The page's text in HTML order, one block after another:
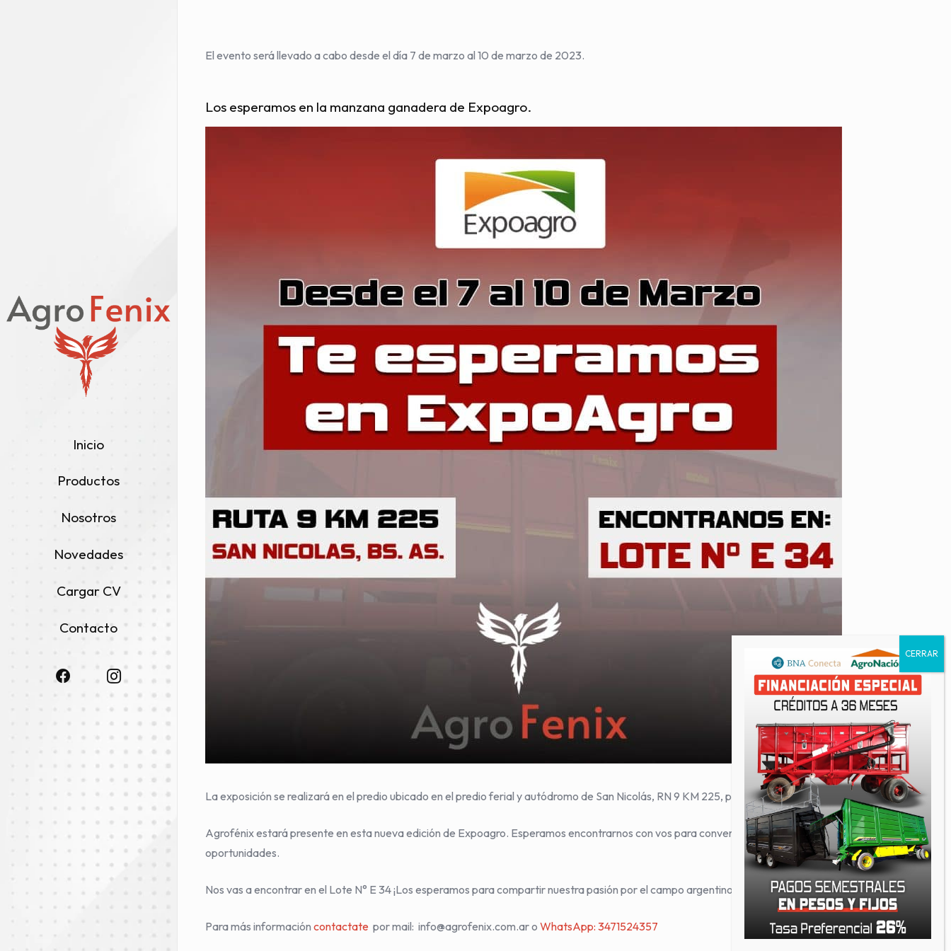
Inicio
Productos
Nosotros
Novedades
Cargar CV
Contacto
El evento será llevado a cabo desde el día 7 de marzo al 10 de marzo de 2023.
Los esperamos en la manzana ganadera de Expoagro.
La exposición se realizará en el predio ubicado en el predio ferial y autódromo de San Nicolás, RN 9 KM 225, provincia de Buenos Aires.
Agrofénix estará presente en esta nueva edición de Expoagro. Esperamos encontrarnos con vos para conversar y presentarte grandes
oportunidades.
Nos vas a encontrar en el Lote N° E 34 ¡Los esperamos para compartir nuestra pasión por el campo argentino!
Para más información contactate por mail: info@agrofenix.com.aro WhatsApp: 3471524357